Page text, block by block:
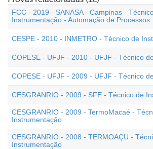
FCC - 2019 - SANASA - Campinas -
Instrumentação - Automação de Processos
CESPE - 2010 - INMETRO - Técnico de
COPESE - UFJF - 2010 - UFJF - Técnico
COPESE - UFJF - 2009 - UFJF - Técnico
CESGRANRIO - 2009 - SFE - Técnico de
CESGRANRIO - 2009 - TermoMacaé -
Instrumentação
CESGRANRIO - 2008 - TERMOAÇU -
Instrumentação